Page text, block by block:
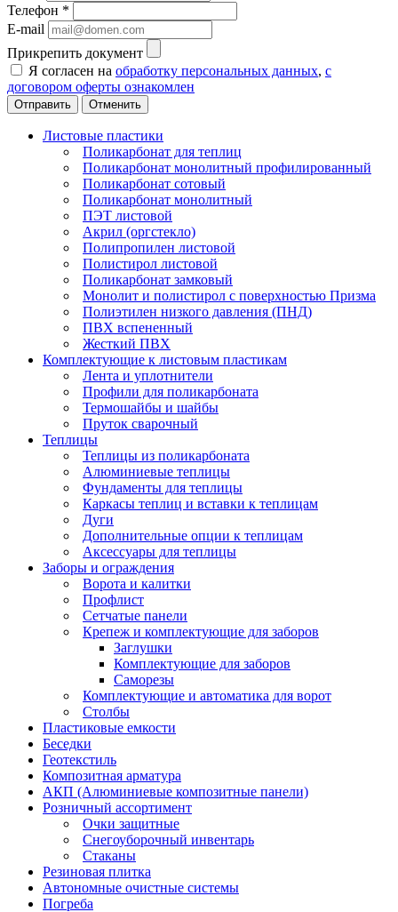
Телефон *
E-mail
Прикрепить документ
Я согласен на обработку персональных данных, с
договором оферты ознакомлен
Отменить
Листовые пластики
Поликарбонат для теплиц
Поликарбонат монолитный профилированный
Поликарбонат сотовый
Поликарбонат монолитный
ПЭТ листовой
Акрил (оргстекло)
Полипропилен листовой
Полистирол листовой
Поликарбонат замковый
Монолит и полистирол с поверхностью Призма
Полиэтилен низкого давления (ПНД)
ПВХ вспененный
Жесткий ПВХ
Комплектующие к листовым пластикам
Лента и уплотнители
Профили для поликарбоната
Термошайбы и шайбы
Пруток сварочный
Теплицы
Теплицы из поликарбоната
Алюминиевые теплицы
Фундаменты для теплицы
Каркасы теплиц и вставки к теплицам
Дуги
Дополнительные опции к теплицам
Аксессуары для теплицы
Заборы и ограждения
Ворота и калитки
Профлист
Сетчатые панели
Крепеж и комплектующие для заборов
Заглушки
Комплектующие для заборов
Саморезы
Комплектующие и автоматика для ворот
Столбы
Пластиковые емкости
Беседки
Геотекстиль
Композитная арматура
АКП (Алюминиевые композитные панели)
Розничный ассортимент
Очки защитные
Снегоуборочный инвентарь
Стаканы
Резиновая плитка
Автономные очистные системы
Погреба